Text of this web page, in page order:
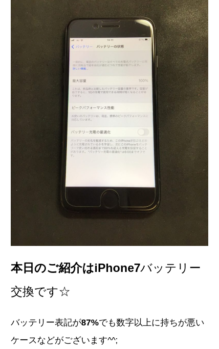
本日のご紹介はiPhone7バッテリー
交換です☆
バッテリー表記が87%でも数字以上に持ちが悪い
ケースなどがございます^^;